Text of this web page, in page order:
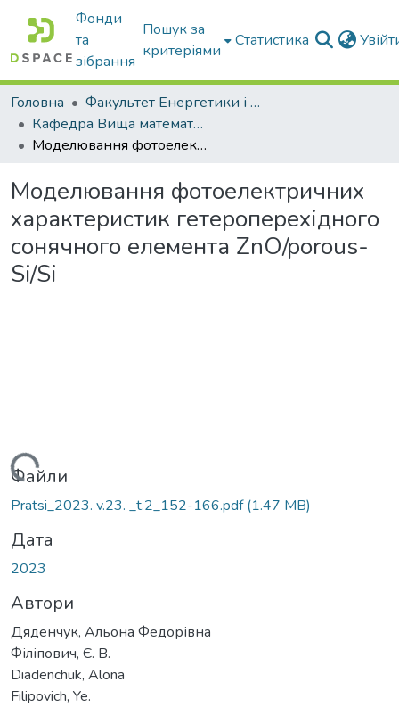
Фонди
та
зібрання
Пошук за
критеріями
Статистика
Головна
Факультет Енергетики і комп'ютерних технологій
Кафедра Вища математика та фізика
Моделювання фотоелектричних характеристик гетероперехідного сонячного елемента ZnO/porous-Si/Si
Моделювання фотоелектричних
характеристик гетероперехідного
сонячного елемента ZnO/porous-
Si/Si
Файли
Pratsi_2023. v.23. _t.2_152-166.pdf(1.47 MB)
Дата
2023
Автори
Дяденчук, Альона Федорівна
Філіпович, Є. В.
Diadenchuk, Alona
Filipovich, Ye.